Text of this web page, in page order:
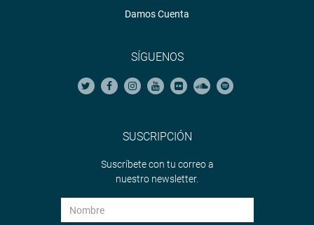
Damos Cuenta
SÍGUENOS
SUSCRIPCIÓN
Suscríbete con tu correo a
nuestro newsletter.